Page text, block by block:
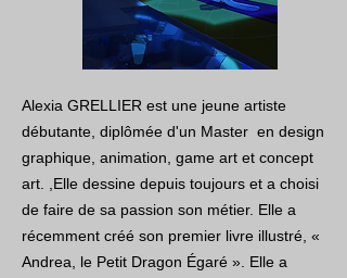
Alexia GRELLIER est une jeune artiste
débutante, diplômée d'un Master en design
graphique, animation, game art et concept
art. ,Elle dessine depuis toujours et a choisi
de faire de sa passion son métier. Elle a
récemment créé son premier livre illustré, «
Andrea, le Petit Dragon Égaré ». Elle a